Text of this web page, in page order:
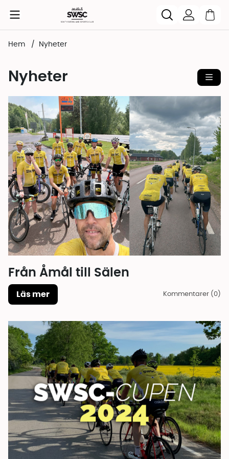
Hem Nyheter
Nyheter
Från Åmål till Sälen
Läs mer Kommentarer (0)